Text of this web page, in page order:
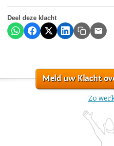
Deel deze klacht
Meld uw Klacht
Zo